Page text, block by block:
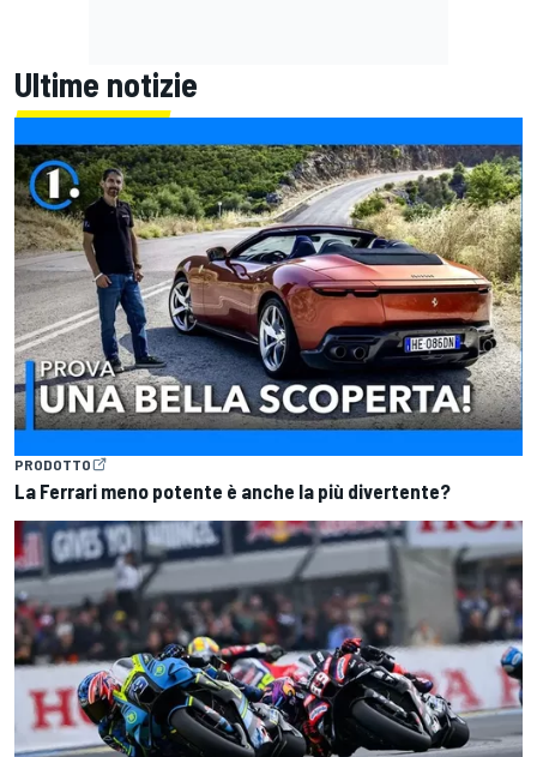
Ultime notizie
PRODOTTO
La Ferrari meno potente è anche la più divertente?